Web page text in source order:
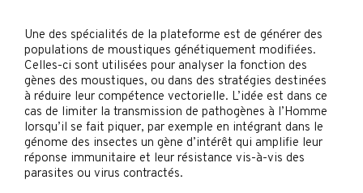
Une des spécialités de la plateforme est de générer des
populations de moustiques génétiquement modifiées.
Celles-ci sont utilisées pour analyser la fonction des
gènes des moustiques, ou dans des stratégies destinées
à réduire leur compétence vectorielle. L’idée est dans ce
cas de limiter la transmission de pathogènes à l’Homme
lorsqu’il se fait piquer, par exemple en intégrant dans le
génome des insectes un gène d’intérêt qui amplifie leur
réponse immunitaire et leur résistance vis-à-vis des
parasites ou virus contractés.